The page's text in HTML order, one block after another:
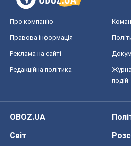
Про компанію
Правова інформація
Реклама на сайті
Редакційна політика
подій
OBOZ.UA
Світ